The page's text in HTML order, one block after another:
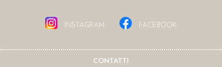
INSTAGRAM FACEBOOK
CONTATTI